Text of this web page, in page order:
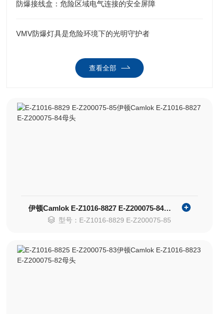
防爆接线盒：危险区域电气连接的安全屏障
VMV防爆灯具是危险环境下的光明守护者
查看全部
伊顿Camlok E-Z1016-8827 E-Z200075-84母头
型号：E-Z1016-8829 E-Z200075-85